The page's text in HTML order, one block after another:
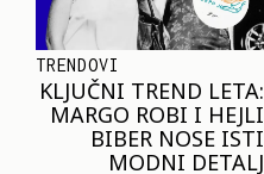
SHOPPING
JOŠ JE RANO ZA JAKNE
– ALI U RESERVED JE
STIGAO MODEL KOJI
ĆE BITI VELIKI TREND